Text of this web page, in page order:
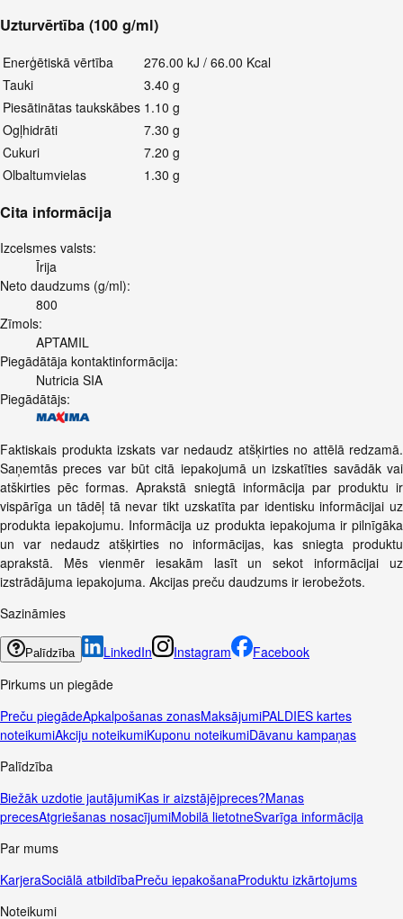
Uzturvērtība (100 g/ml)
Enerģētiskā vērtība
276.00 kJ / 66.00 Kcal
Tauki
3.40 g
Piesātinātas taukskābes 1.10 g
Ogļhidrāti
7.30 g
Cukuri
7.20 g
Olbaltumvielas
1.30 g
Cita informācija
Izcelsmes valsts:
Īrija
Neto daudzums (g/ml):
800
Zīmols:
APTAMIL
Piegādātāja kontaktinformācija:
Nutricia SIA
Piegādātājs:
Faktiskais produkta izskats var nedaudz atšķirties no attēlā redzamā.
Saņemtās preces var būt citā iepakojumā un izskatīties savādāk vai
atškirties pēc formas. Aprakstā sniegtā informācija par produktu ir
vispārīga un tādēļ tā nevar tikt uzskatīta par identisku informācijai uz
produkta iepakojumu. Informācija uz produkta iepakojuma ir pilnīgāka
un var nedaudz atšķirties no informācijas, kas sniegta produktu
aprakstā. Mēs vienmēr iesakām lasīt un sekot informācijai uz
izstrādājuma iepakojuma. Akcijas preču daudzums ir ierobežots.
Sazināmies
Palīdzība LinkedIn Instagram
Facebook
Pirkums un piegāde
Preču piegādeApkalpošanas zonasMaksājumiPALDIES kartes
noteikumiAkciju noteikumiKuponu noteikumiDāvanu kampaņas
Palīdzība
Biežāk uzdotie jautājumiKas ir aizstājējpreces?Manas
precesAtgriešanas nosacījumiMobilā lietotneSvarīga informācija
Par mums
KarjeraSociālā atbildībaPreču iepakošanaProduktu izkārtojums
Noteikumi